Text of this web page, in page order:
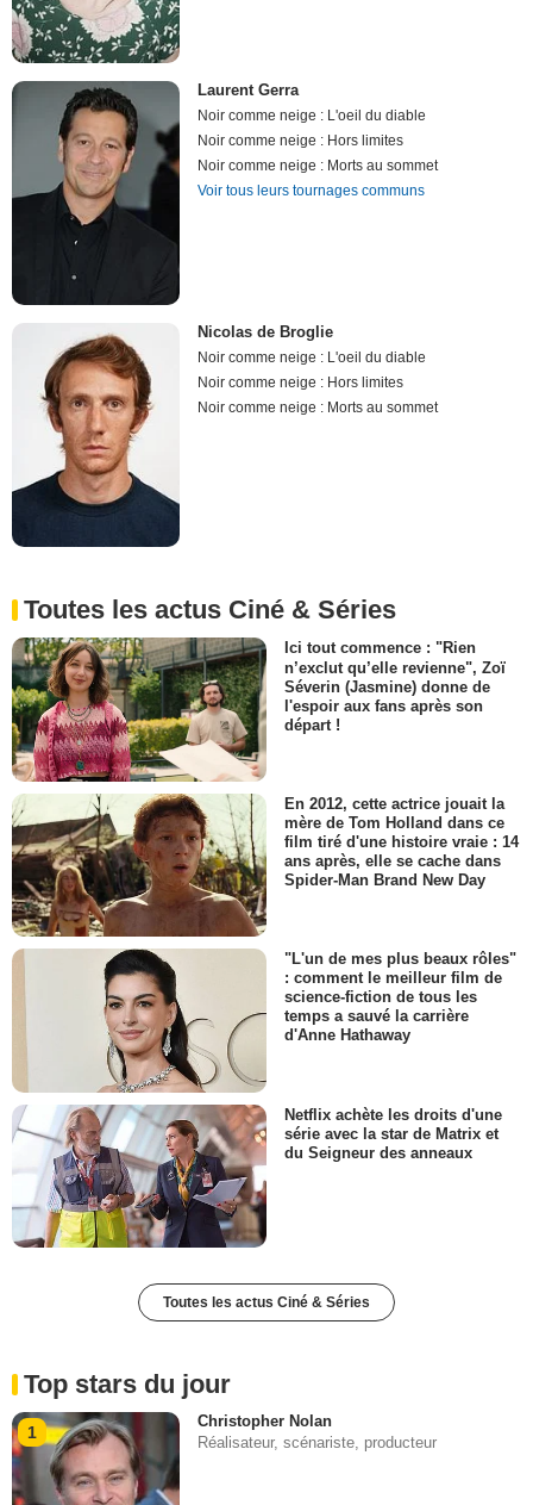
Laurent Gerra
Noir comme neige : L'oeil du diable
Noir comme neige : Hors limites
Noir comme neige : Morts au sommet
Voir tous leurs tournages communs
Nicolas de Broglie
Noir comme neige : L'oeil du diable
Noir comme neige : Hors limites
Noir comme neige : Morts au sommet
Toutes les actus Ciné & Séries
Ici tout commence : "Rien
n’exclut qu’elle revienne", Zoï
Séverin (Jasmine) donne de
l'espoir aux fans après son
départ !
En 2012, cette actrice jouait la
mère de Tom Holland dans ce
film tiré d'une histoire vraie : 14
ans après, elle se cache dans
Spider-Man Brand New Day
"L'un de mes plus beaux rôles"
: comment le meilleur film de
science-fiction de tous les
temps a sauvé la carrière
d'Anne Hathaway
Netflix achète les droits d'une
série avec la star de Matrix et
du Seigneur des anneaux
Toutes les actus Ciné & Séries
Top stars du jour
1
Christopher Nolan
Réalisateur, scénariste, producteur